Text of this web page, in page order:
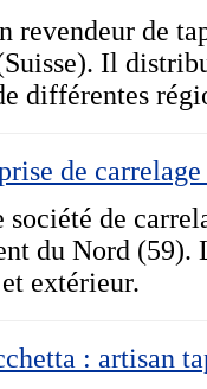
revendeur de
Il
différentes
de
société de
du Nord (59).
extérieur.
: artisan